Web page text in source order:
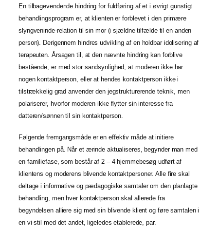
En tilbagevendende hindring for fuldføring af et i øvrigt gunstigt
behandlingsprogram er, at klienten er forblevet i den primære
slyngveninde-relation til sin mor (i sjældne tilfælde til en anden
person). Derigennem hindres udvikling af en holdbar idolisering af
terapeuten. Årsagen til, at den nævnte hindring kan forblive
bestående, er med stor sandsynlighed, at moderen ikke har
nogen kontaktperson, eller at hendes kontaktperson ikke i
tilstrækkelig grad anvender den jegstrukturerende teknik, men
polariserer, hvorfor moderen ikke flytter sin interesse fra
datteren/sønnen til sin kontaktperson.
Følgende fremgangsmåde er en effektiv måde at initiere
behandlingen på. Når et ærinde aktualiseres, begynder man med
en familiefase, som består af 2 – 4 hjemmebesøg udført af
klientens og moderens blivende kontaktpersoner. Alle fire skal
deltage i informative og pædagogiske samtaler om den planlagte
behandling, men hver kontaktperson skal allerede fra
begyndelsen alliere sig med sin blivende klient og føre samtalen i
en vi-stil med det andet, ligeledes etablerede, par.